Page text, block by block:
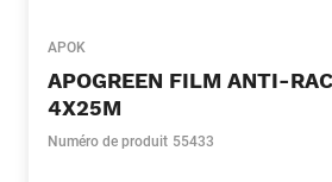
APOK
APOGREEN FILM ANTI-
4X25M
Numéro de produit 55433